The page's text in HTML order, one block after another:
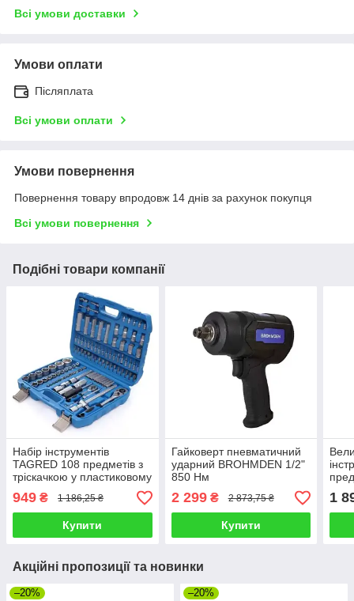
Всі умови доставки
Умови оплати
Післяплата
Всі умови оплати
Умови повернення
Повернення товару впродовж 14 днів за рахунок покупця
Всі умови повернення
Подібні товари компанії
Набір інструментів
TAGRED 108 предметів з
тріскачкою у пластиковому
кейсі
949 ₴ 1 186,25 ₴
Купити
Гайковерт пневматичний
ударний BROHMDEN 1/2"
850 Нм
2 299₴ 2 873,75 ₴
Купити
1
Акційні пропозиції та новинки
–20% –20%